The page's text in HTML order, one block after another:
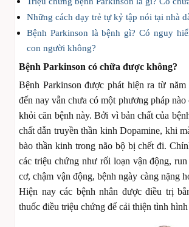
Những cách dạy trẻ tự kỷ tập nói tại nhà
Bệnh Parkinson là bệnh gì? Có nguy
con người không?
Bệnh Parkinson có chữa được không?
Bệnh Parkinson được phát hiện ra từ
đến nay vẫn chưa có một phương pháp
khỏi căn bệnh này. Bởi vì bản chất của
chất dẫn truyền thần kinh Dopamine, khi
bào thần kinh trong não bộ bị chết đi.
các triệu chứng như rối loạn vận động,
cơ, chậm vận động, bệnh ngày càng nặng
Hiện nay các bệnh nhân được điều trị
thuốc điều triệu chứng để cải thiện tình